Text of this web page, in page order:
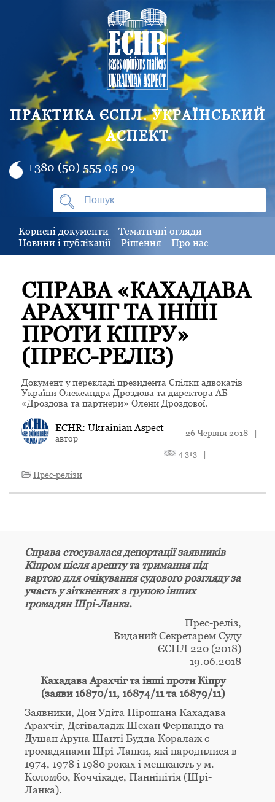
ПРАКТИКА ЄСПЛ. УКРАЇНСЬКИЙ
АСПЕКТ
+380 (50) 555 05 09
Корисні документи
Тематичні огляди
Новини і публікації
Рішення Про нас
СПРАВА «КАХАДАВА
АРАХЧІГ ТА ІНШІ
ПРОТИ КІПРУ»
(ПРЕС-РЕЛІЗ)
Документ у перекладі президента Спілки адвокатів
України Олександра Дроздова та директора АБ
«Дроздова та партнери» Олени Дроздової.
ECHR: Ukrainian Aspect
автор
26 Червня 2018 |
4 313
|
Прес-релізи
Справа стосувалася депортації заявників
Кіпром після арешту та тримання під
вартою для очікування судового розгляду за
участь у зіткненнях з групою інших
громадян Шрі-Ланка.
Прес-реліз,
Виданий Секретарем Суду
ЄСПЛ 220 (2018)
19.06.2018
Кахадава Арахчіг та інші проти Кіпру
(заяви 16870/11, 16874/11 та 16879/11)
Заявники, Дон Удіта Нірошана Кахадава
Арахчіг, Дегіваладж Шехан Фернандо та
Душан Аруна Шанті Будда Коралаж є
громадянами Шрі-Ланки, які народилися в
1974, 1978 і 1980 роках і мешкають у м.
Коломбо, Коччікаде, Панніпітія (Шрі-
Ланка).